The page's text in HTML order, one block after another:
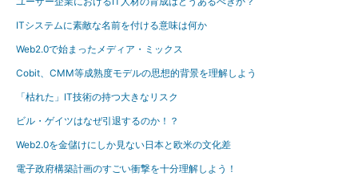
ITシステムに素敵な名前を付ける意味は何か
Web2.0で始まったメディア・ミックス
Cobit、CMM等成熟度モデルの思想的背景を理解しよう
「枯れた」IT技術の持つ大きなリスク
ビル・ゲイツはなぜ引退するのか！？
Web2.0を金儲けにしか見ない日本と欧米の文化差
電子政府構築計画のすごい衝撃を十分理解しよう！